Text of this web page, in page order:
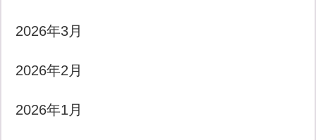
2026年3月
2026年2月
2026年1月